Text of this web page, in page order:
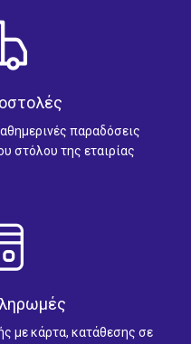
παραδόσεις
στόλου της εταιρίας
με κάρτα, κατάθεσης σε